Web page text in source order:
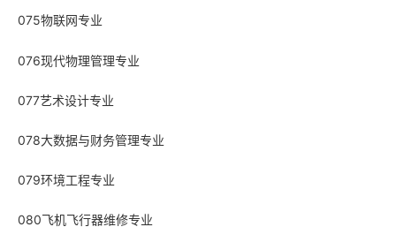
075物联网专业
076现代物理管理专业
077艺术设计专业
078大数据与财务管理专业
079环境工程专业
080飞机飞行器维修专业